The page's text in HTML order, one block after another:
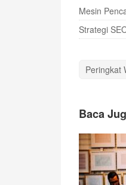
Mesin
Strategi
Peringkat
Baca